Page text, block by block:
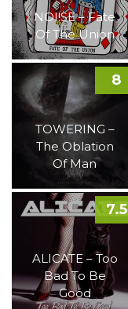
NOI!SE – Fate
Of The Union
TOWERING –
The Oblation
Of Man
8
ALICATE – Too
Bad To Be
Good
7.5